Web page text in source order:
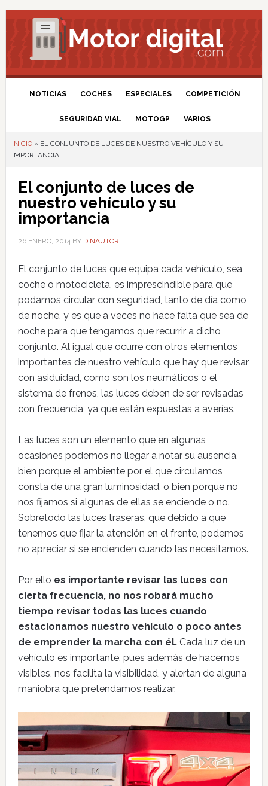
NOTICIAS COCHES ESPECIALES COMPETICIÓN
SEGURIDAD VIAL MOTOGP VARIOS
INICIO» EL CONJUNTO DE LUCES DE NUESTRO VEHÍCULO Y SU
IMPORTANCIA
El conjunto de luces de
nuestro vehículo y su
importancia
26 ENERO, 2014BY DINAUTOR
El conjunto de luces que equipa cada vehículo, sea
coche o motocicleta, es imprescindible para que
podamos circular con seguridad, tanto de día como
de noche, y es que a veces no hace falta que sea de
noche para que tengamos que recurrir a dicho
conjunto. Al igual que ocurre con otros elementos
importantes de nuestro vehículo que hay que revisar
con asiduidad, como son los neumáticos o el
sistema de frenos, las luces deben de ser revisadas
con frecuencia, ya que están expuestas a averías.
Las luces son un elemento que en algunas
ocasiones podemos no llegar a notar su ausencia,
bien porque el ambiente por el que circulamos
consta de una gran luminosidad, o bien porque no
nos fijamos si algunas de ellas se enciende o no.
Sobretodo las luces traseras, que debido a que
tenemos que fijar la atención en el frente, podemos
no apreciar si se encienden cuando las necesitamos.
Por ello es importante revisar las luces con
cierta frecuencia, no nos robará mucho
tiempo revisar todas las luces cuando
estacionamos nuestro vehículo o poco antes
de emprender la marcha con él.Cada luz de un
vehículo es importante, pues además de hacernos
visibles, nos facilita la visibilidad, y alertan de alguna
maniobra que pretendamos realizar.